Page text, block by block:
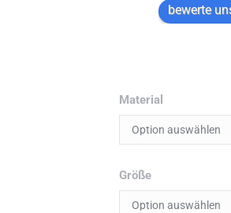
bewerte
Material
Größe